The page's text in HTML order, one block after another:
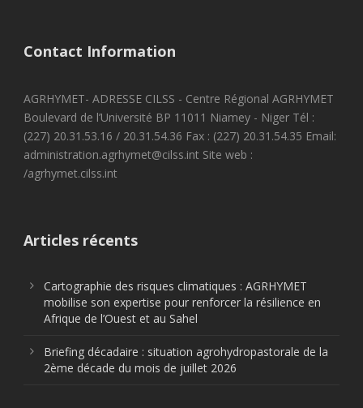
Contact Information
AGRHYMET- ADRESSE CILSS - Centre Régional AGRHYMET
Boulevard de l’Université BP 11011 Niamey - Niger Tél :
(227) 20.31.53.16 / 20.31.54.36 Fax : (227) 20.31.54.35 Email:
administration.agrhymet@cilss.int Site web :
/agrhymet.cilss.int
Articles récents
Cartographie des risques climatiques : AGRHYMET
mobilise son expertise pour renforcer la résilience en
Afrique de l’Ouest et au Sahel
Briefing décadaire : situation agrohydropastorale de la
2ème décade du mois de juillet 2026